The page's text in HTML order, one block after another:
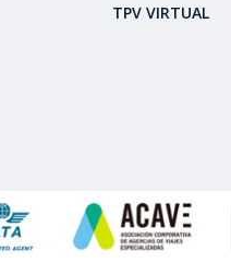
TPV VIRTUAL